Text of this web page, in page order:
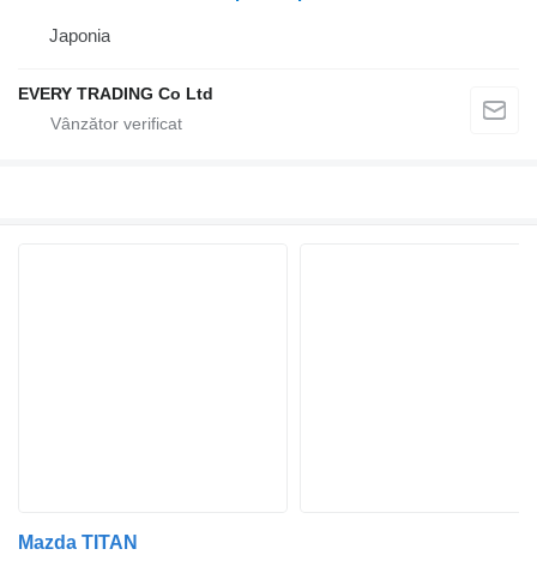
Japonia
EVERY TRADING Co Ltd
Mazda TITAN